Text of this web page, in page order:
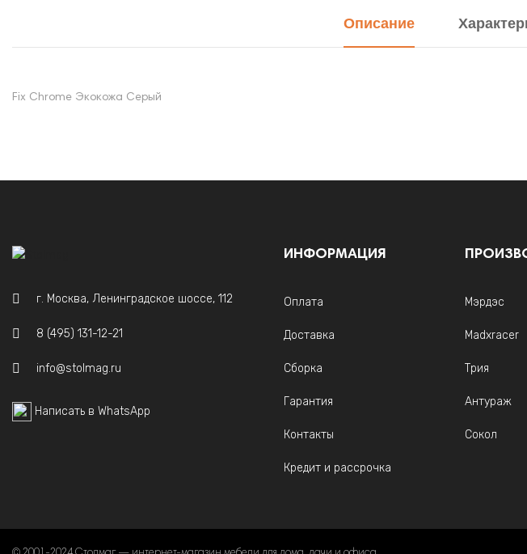
Описание
Fix Chrome Экокожа Серый
г. Москва, Ленинградское шоссе, 112
8 (495) 131-12-21
info@stolmag.ru
Написать в WhatsApp
ИНФОРМАЦИЯ
Оплата
Доставка
Сборка
Гарантия
Контакты
Кредит и рассрочка
Мэрдэс
Madxracer
Трия
Антураж
Сокол